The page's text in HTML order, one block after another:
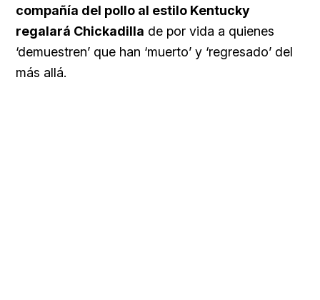
compañía del pollo al estilo Kentucky
regalará Chickadilla de por vida a quienes
‘demuestren’ que han ‘muerto’ y ‘regresado’ del
más allá.